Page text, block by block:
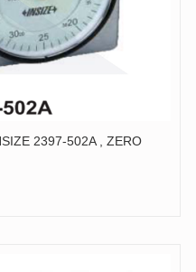
2397-502A , ZERO